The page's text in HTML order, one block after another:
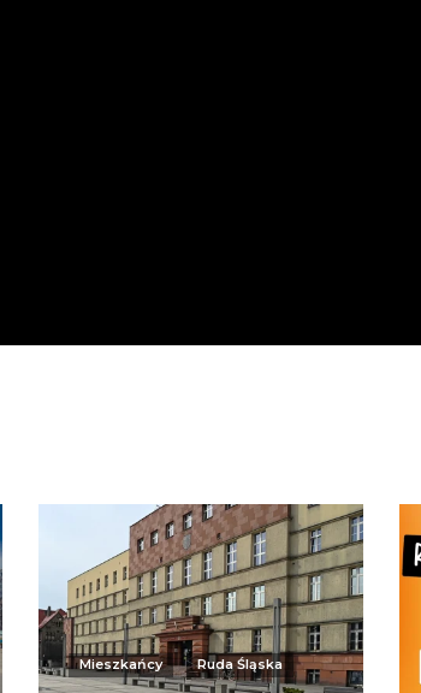
Mieszkańcy Ruda Śląska